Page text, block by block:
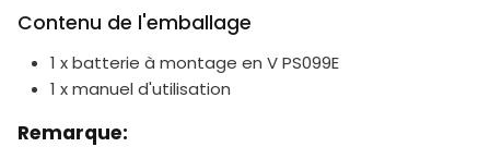
Contenu de l'emballage
1 x batterie à montage en V PS099E
1 x manuel d'utilisation
Remarque: